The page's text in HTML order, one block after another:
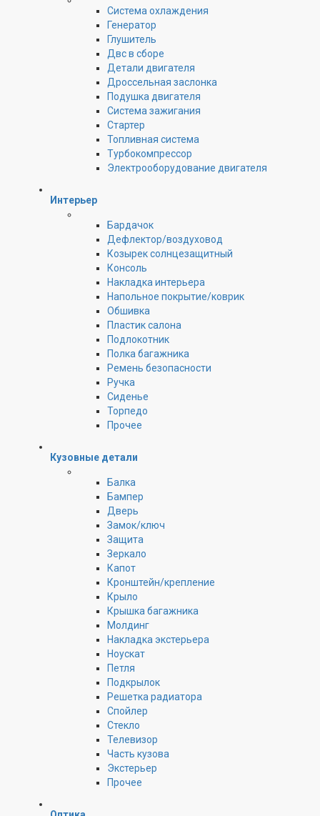
Cистема охлаждения
Генератор
Глушитель
Двс в сборе
Детали двигателя
Дроссельная заслонка
Подушка двигателя
Система зажигания
Стартер
Топливная система
Турбокомпрессор
Электрооборудование двигателя
Интерьер
Бардачок
Дефлектор/воздуховод
Козырек солнцезащитный
Консоль
Накладка интерьера
Напольное покрытие/коврик
Обшивка
Пластик салона
Подлокотник
Полка багажника
Ремень безопасности
Ручка
Сиденье
Торпедо
Прочее
Кузовные детали
Балка
Бампер
Дверь
Замок/ключ
Защита
Зеркало
Капот
Кронштейн/крепление
Крыло
Крышка багажника
Молдинг
Накладка экстерьера
Ноускат
Петля
Подкрылок
Решетка радиатора
Спойлер
Стекло
Телевизор
Часть кузова
Экстерьер
Прочее